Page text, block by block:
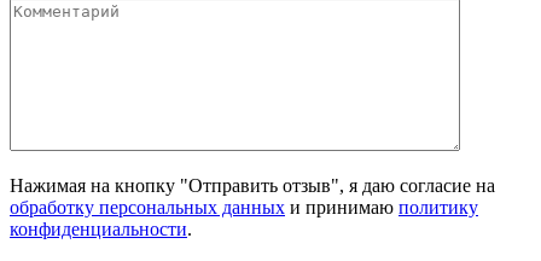
Нажимая на кнопку "Отправить отзыв", я даю согласие на
обработку персональных данных и принимаю политику
конфиденциальности.